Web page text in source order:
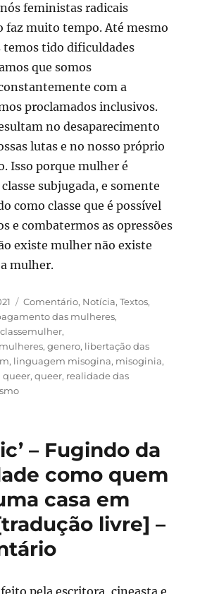
feministas radicais
faz muito tempo. Até mesmo
tido dificuldades
que somos
com a
proclamados inclusivos.
no desaparecimento
lutas e no nosso próprio
Isso porque mulher é
subjugada, e somente
como classe que é possível
e combatermos as opressões
existe mulher não existe
mulher.
Categorias
Comentário, Notícia,Textos,
das mulheres,
classemulher,
,genero, libertação das
, linguagem misogina, misoginia,
queer,queer, realidade das
– Fugindo da
como quem
casa em
livre] –